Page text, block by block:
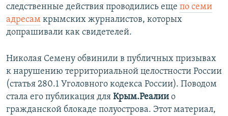
следственные действия проводились еще по семи
адресам крымских журналистов, которых
допрашивали как свидетелей.
Николая Семену обвинили в публичных призывах
к нарушению территориальной целостности России
(статья 280.1 Уголовного кодекса России). Поводом
стала его публикация для Крым.Реалии о
гражданской блокаде полуострова. Этот материал,